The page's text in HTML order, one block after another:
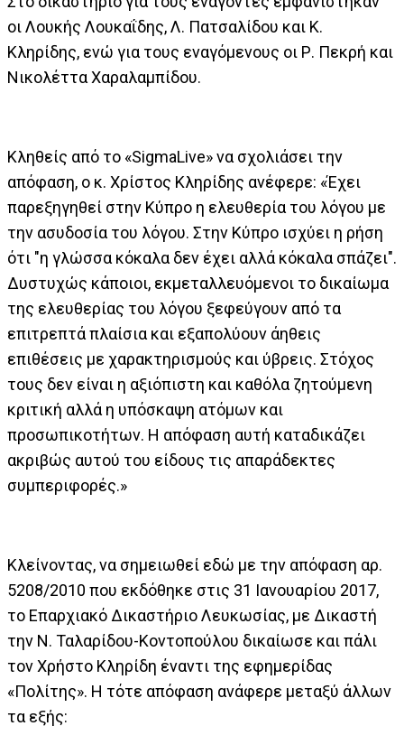
οι Λουκής Λουκαΐδης, Λ. Πατσαλίδου και Κ.
Κληρίδης, ενώ για τους εναγόμενους οι Ρ. Πεκρή και
Νικολέττα Χαραλαμπίδου.
Κληθείς από το «SigmaLive» να σχολιάσει την
απόφαση, ο κ. Χρίστος Κληρίδης ανέφερε: «Έχει
παρεξηγηθεί στην Κύπρο η ελευθερία του λόγου με
την ασυδοσία του λόγου. Στην Κύπρο ισχύει η ρήση
ότι "η γλώσσα κόκαλα δεν έχει αλλά κόκαλα σπάζει".
Δυστυχώς κάποιοι, εκμεταλλευόμενοι το δικαίωμα
της ελευθερίας του λόγου ξεφεύγουν από τα
επιτρεπτά πλαίσια και εξαπολύουν άηθεις
επιθέσεις με χαρακτηρισμούς και ύβρεις. Στόχος
τους δεν είναι η αξιόπιστη και καθόλα ζητούμενη
κριτική αλλά η υπόσκαψη ατόμων και
προσωπικοτήτων. Η απόφαση αυτή καταδικάζει
ακριβώς αυτού του είδους τις απαράδεκτες
συμπεριφορές.»
Κλείνοντας, να σημειωθεί εδώ με την απόφαση αρ.
5208/2010 που εκδόθηκε στις 31 Ιανουαρίου 2017,
το Επαρχιακό Δικαστήριο Λευκωσίας, με Δικαστή
την Ν. Ταλαρίδου-Κοντοπούλου δικαίωσε και πάλι
τον Χρήστο Κληρίδη έναντι της εφημερίδας
«Πολίτης». Η τότε απόφαση ανάφερε μεταξύ άλλων
τα εξής: